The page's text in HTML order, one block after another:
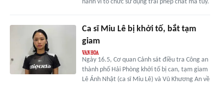
hành vi tổ chức sử dụng trái phép chất ma túy.
Ca sĩ Miu Lê bị khởi tố, bắt tạm
giam
Ngày 16.5, Cơ quan Cảnh sát điều tra Công an
thành phố Hải Phòng khởi tố bị can, tạm giam
Lê Ánh Nhật (ca sĩ Miu Lê) và Vũ Khương An về